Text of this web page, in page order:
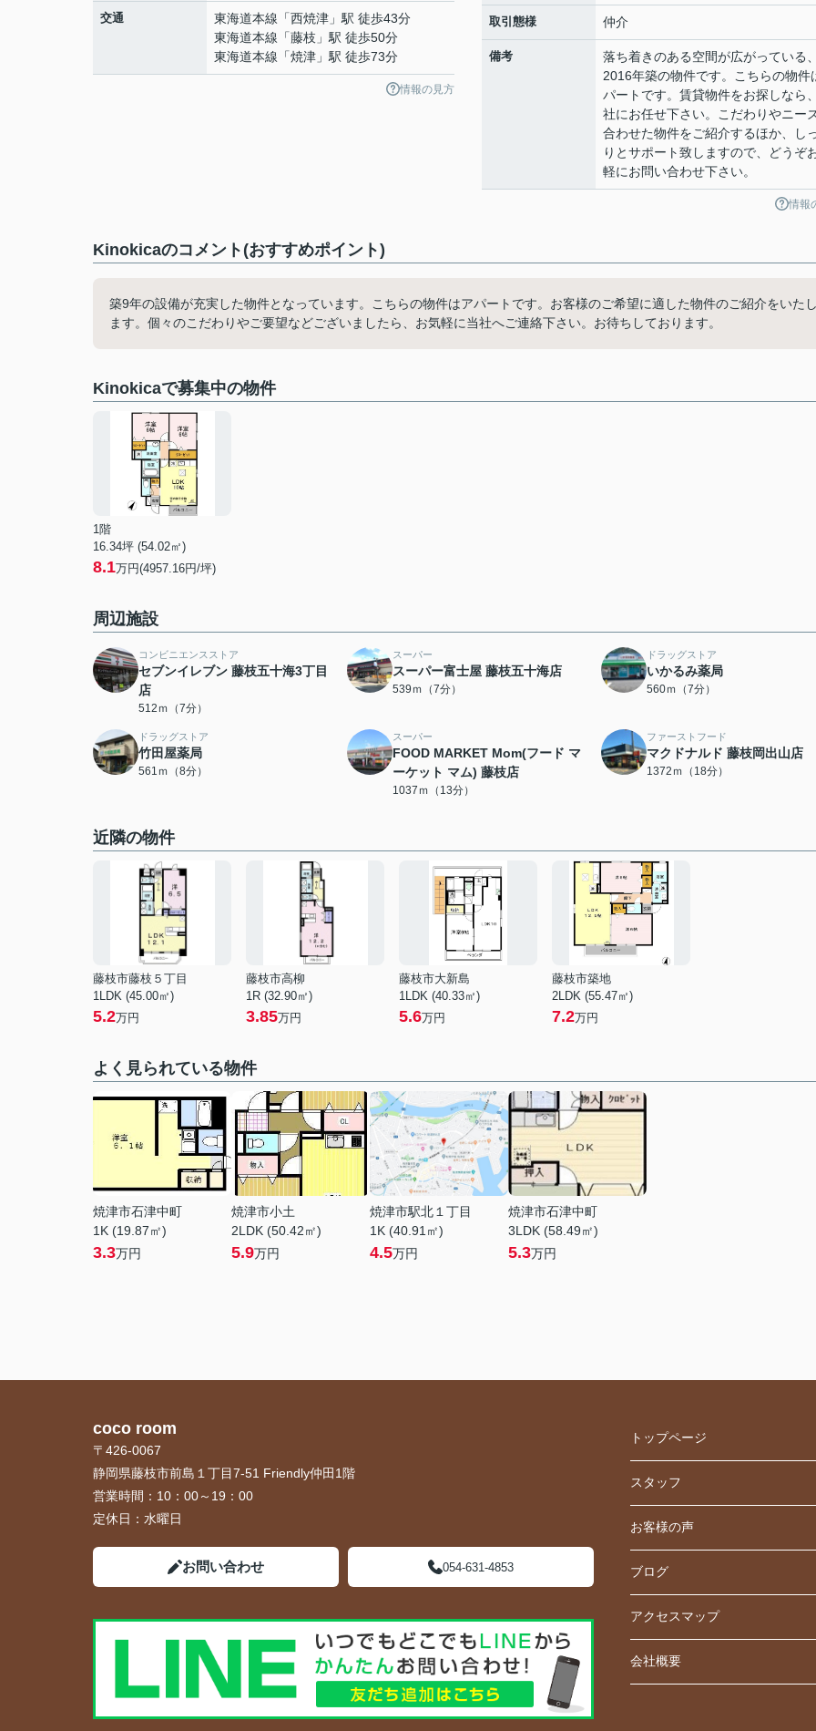
交通 東海道本線 「西焼津 」駅 徒歩43分
東海道本線 「藤枝 」駅 徒歩50分
東海道本線 「焼津 」駅 徒歩73分
情報の見方
取引態様 仲介
備考
落ち着きのある空間が広がっている、
2016年築の物件です。こちらの物件
パートです。賃貸物件をお探しなら
社にお任せ下さい。こだわりやニー
合わせた物件をご紹介するほか、し
りとサポート致しますので、どうぞ
軽にお問い合わせ下さい。
情報
Kinokicaのコメント(おすすめポイント)
築9年の設備が充実した物件となっています。こちらの物件はアパートです。お客様のご希望に適した物件のご紹介をいたし
ます。個々のこだわりやご要望などございましたら、お気軽に当社へご連絡下さい。お待ちしております。
Kinokicaで募集中の物件
1階
16.34坪 (54.02㎡)
8.1万円(4957.16円/坪)
周辺施設
コンビニエンスストア
セブンイレブン 藤枝五十海3丁目
店
512ｍ（7分）
スーパー
スーパー富士屋 藤枝五十海店
539ｍ（7分）
ドラッグストア
いかるみ薬局
560ｍ（7分）
ドラッグストア
竹田屋薬局
561ｍ（8分）
スーパー
FOOD MARKET Mom(フード マ
ーケット マム) 藤枝店
1037ｍ（13分）
ファーストフード
マクドナルド 藤枝岡出山店
1372ｍ（18分）
近隣の物件
藤枝市藤枝５丁目
1LDK (45.00㎡)
5.2万円
藤枝市高柳
1R (32.90㎡)
3.85万円
藤枝市大新島
1LDK (40.33㎡)
5.6万円
藤枝市築地
2LDK (55.47㎡)
7.2万円
よく見られている物件
焼津市石津中町
1K (19.87㎡)
3.3万円
焼津市小土
2LDK (50.42㎡)
5.9万円
焼津市駅北１丁目
1K (40.91㎡)
4.5万円
焼津市石津中町
3LDK (58.49㎡)
5.3万円
coco room
〒426-0067
静岡県藤枝市前島１丁目7-51 Friendly仲田1階
営業時間： 10：00～19：00
定休日： 水曜日
お問い合わせ 054-631-4853
トップページ
スタッフ
お客様の声
ブログ
アクセスマップ
会社概要